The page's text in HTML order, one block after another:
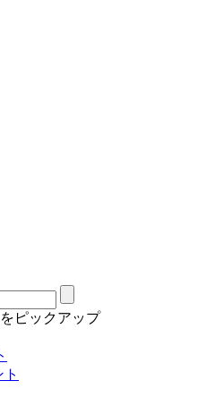
ピックアップ